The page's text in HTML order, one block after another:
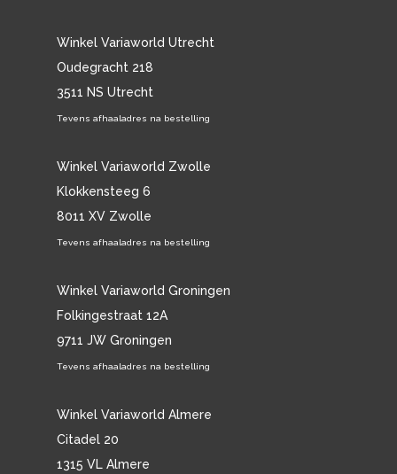
Winkel Variaworld Utrecht
Oudegracht 218
3511 NS Utrecht
Tevens afhaaladres na bestelling
Winkel Variaworld Zwolle
Klokkensteeg 6
8011 XV Zwolle
Tevens afhaaladres na bestelling
Winkel Variaworld Groningen
Folkingestraat 12A
9711 JW Groningen
Tevens afhaaladres na bestelling
Winkel Variaworld Almere
Citadel 20
1315 VL Almere